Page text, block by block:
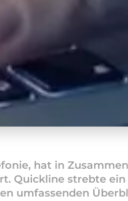
hat in
Quickline strebte ein
umfassenden